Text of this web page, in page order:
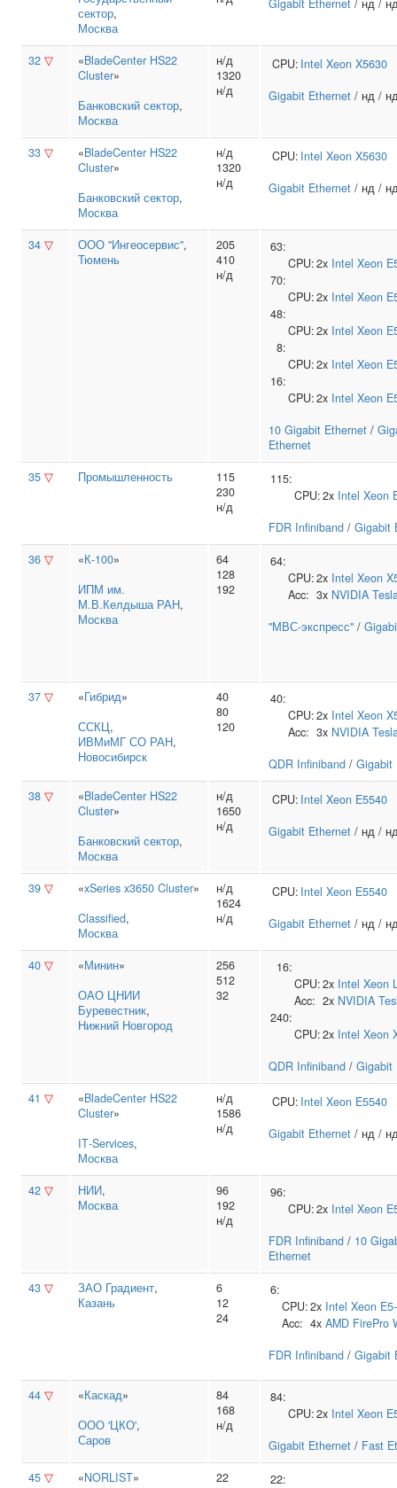
сектор,
Москва
Gigabit Ethernet / нд /
32 ▽ «BladeCenter HS22
Cluster»
Банковский сектор,
Москва
н/д
1320
н/д
CPU: Intel Xeon X5630
Gigabit Ethernet / нд /
33 ▽ «BladeCenter HS22
Cluster»
Банковский сектор,
Москва
н/д
1320
н/д
CPU: Intel Xeon X5630
Gigabit Ethernet / нд /
34 ▽ ООО "Ингеосервис",
Тюмень
205
410
н/д
63:
CPU:2x Intel Xeon
70:
CPU:2x Intel Xeon
48:
CPU:2x Intel Xeon
8:
CPU:2x Intel Xeon
16:
CPU:2x Intel Xeon
10 Gigabit Ethernet /
Ethernet
35 ▽ Промышленность
115
230
н/д
115:
CPU:2x Intel Xeon
FDR Infiniband / Gigabit
36 ▽ «К-100»
ИПМ им.
М.В.Келдыша РАН,
Москва
64
128
192
64:
CPU:2x Intel Xeon
Acc: 3x NVIDIA
"МВС-экспресс" /
37 ▽ «Гибрид»
ССКЦ,
ИВМиМГ СО РАН,
Новосибирск
40
80
120
40:
CPU:2x Intel Xeon
Acc: 3x NVIDIA
QDR Infiniband / Gigabit
38 ▽ «BladeCenter HS22
Cluster»
Банковский сектор,
Москва
н/д
1650
н/д
CPU: Intel Xeon E5540
Gigabit Ethernet / нд /
39 ▽ «xSeries x3650 Cluster»
Classified,
Москва
н/д
1624
н/д
CPU: Intel Xeon E5540
Gigabit Ethernet / нд /
40 ▽ «Минин»
ОАО ЦНИИ
Буревестник,
Нижний Новгород
256
512
32
16:
CPU:2x Intel Xeon
Acc: 2x NVIDIA
240:
CPU:2x Intel Xeon
QDR Infiniband / Gigabit
41 ▽ «BladeCenter HS22
Cluster»
IT‑Services,
Москва
н/д
1586
н/д
CPU: Intel Xeon E5540
Gigabit Ethernet / нд /
42 ▽ НИИ,
Москва
96
192
н/д
96:
CPU:2x Intel Xeon
FDR Infiniband / 10
Ethernet
43 ▽ ЗАО Градиент,
Казань
6
12
24
6:
CPU:2x Intel Xeon
Acc: 4x AMD FirePro
FDR Infiniband / Gigabit
44 ▽ «Каскад»
ООО 'ЦКО',
Саров
84
168
н/д
84:
CPU:2x Intel Xeon
Gigabit Ethernet / Fast
45 ▽ «NORLIST»
22
22: